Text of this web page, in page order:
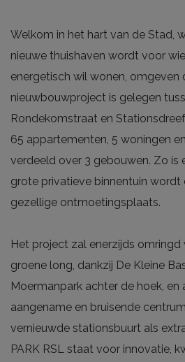
Welkom in het hart van de Stad,
nieuwe thuishaven wordt voor
energetisch wil wonen, omgeven
nieuwbouwproject is gelegen
Rondekomstraat en
65 appartementen, 5 woningen
verdeeld over 3 gebouwen. Zo is
grote privatieve binnentuin wordt
gezellige ontmoetingsplaats.
Het project zal enerzijds omringd
groene long, dankzij De Kleine
Moermanpark achter de hoek, en
aangename en bruisende
vernieuwde stationsbuurt als
PARK RSL staat voor innovatie,